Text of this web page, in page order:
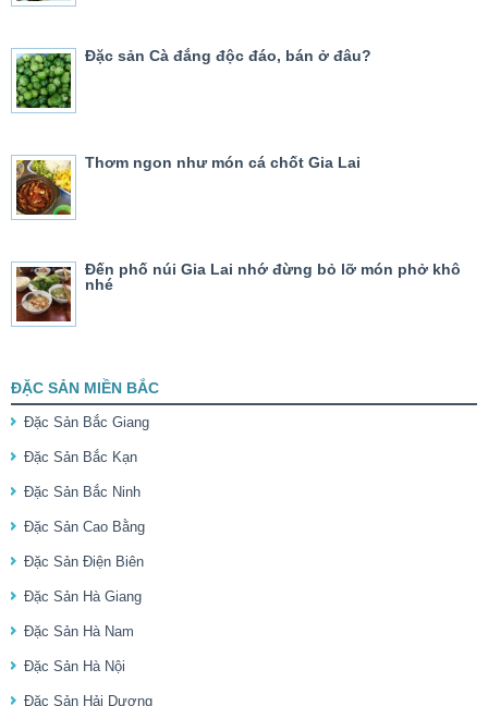
Đặc sản Cà đắng độc đáo, bán ở đâu?
Thơm ngon như món cá chốt Gia Lai
Đến phố núi Gia Lai nhớ đừng bỏ lỡ món phở khô
nhé
ĐẶC SẢN MIỀN BẮC
Đặc Sản Bắc Giang
Đặc Sản Bắc Kạn
Đặc Sản Bắc Ninh
Đặc Sản Cao Bằng
Đặc Sản Điện Biên
Đặc Sản Hà Giang
Đặc Sản Hà Nam
Đặc Sản Hà Nội
Đặc Sản Hải Dương